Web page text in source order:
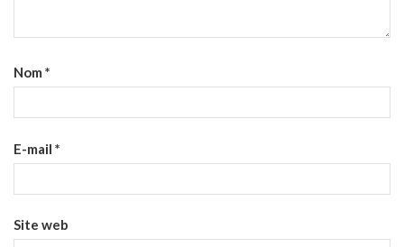
Nom *
E-mail *
Site web